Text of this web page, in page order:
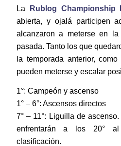
La Rublog Championship
abierta, y ojalá participen
alcanzaron a meterse en la
pasada. Tanto los que
la temporada anterior,
pueden meterse y escalar
1°: Campeón y ascenso
1° – 6°: Ascensos directos
7° – 11°: Liguilla de
enfrentarán a los 20°
clasificación.